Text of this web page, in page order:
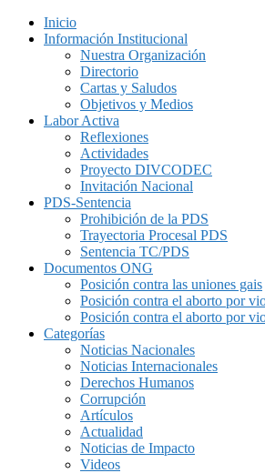
Inicio
Información Institucional
Nuestra Organización
Directorio
Cartas y Saludos
Objetivos y Medios
Labor Activa
Reflexiones
Actividades
Proyecto DIVCODEC
Invitación Nacional
PDS-Sentencia
Prohibición de la PDS
Trayectoria Procesal PDS
Sentencia TC/PDS
Documentos ONG
Posición contra las uniones gais
Posición contra el aborto por
Posición contra el aborto por
Categorías
Noticias Nacionales
Noticias Internacionales
Derechos Humanos
Corrupción
Artículos
Actualidad
Noticias de Impacto
Videos